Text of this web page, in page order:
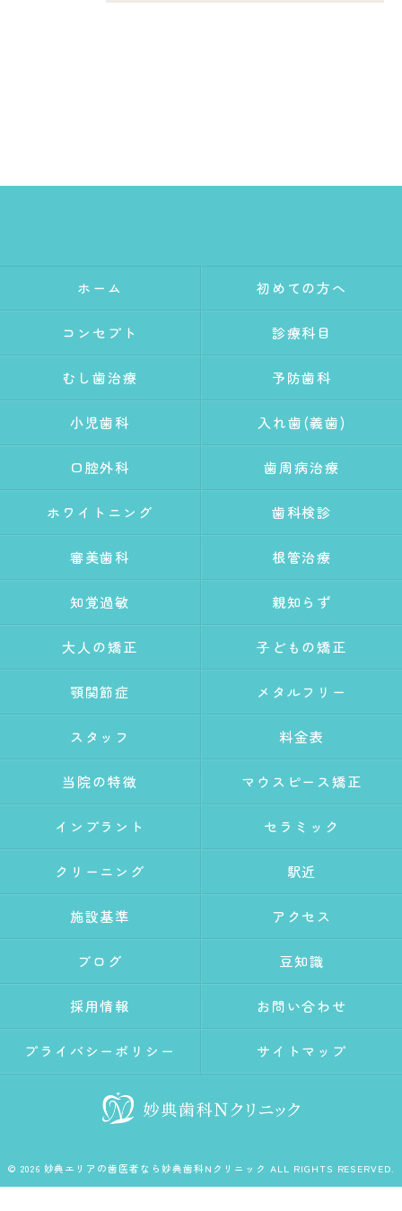
ホーム 初めての方へ
コンセプト 診療科目
むし歯治療 予防歯科
小児歯科 入れ歯(義歯)
口腔外科 歯周病治療
ホワイトニング 歯科検診
審美歯科 根管治療
知覚過敏 親知らず
大人の矯正 子どもの矯正
顎関節症 メタルフリー
スタッフ 料金表
当院の特徴 マウスピース矯正
インプラント セラミック
クリーニング 駅近
施設基準 アクセス
ブログ 豆知識
採用情報 お問い合わせ
プライバシーポリシー サイトマップ
© 2026 妙典エリアの歯医者なら妙典歯科Nクリニック ALL RIGHTS RESERVED.